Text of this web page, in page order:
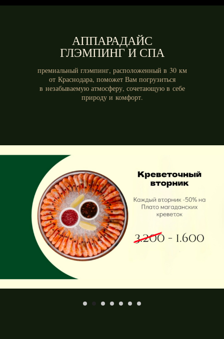
премиальный глэмпинг, расположенный в 30 км
от Краснодара, поможет Вам погрузиться
в незабываемую атмосферу, сочетающую в себе
природу и комфорт.
АППАРАДАЙС
ГЛЭМПИНГ И СПА